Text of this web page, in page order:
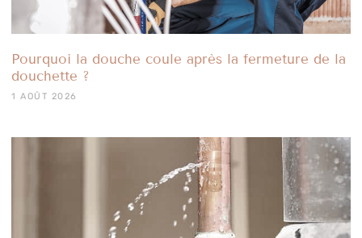
Pourquoi la douche coule après la fermeture de la
douchette ?
1 AOÛT 2026